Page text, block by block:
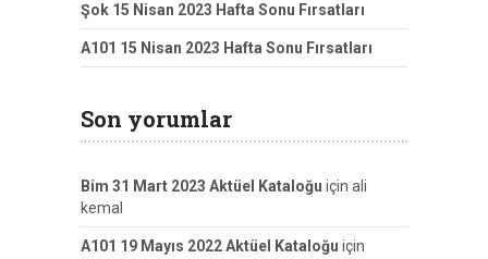
Şok 15 Nisan 2023 Hafta Sonu Fırsatları
A101 15 Nisan 2023 Hafta Sonu Fırsatları
Son yorumlar
Bim 31 Mart 2023 Aktüel Kataloğu için ali
kemal
A101 19 Mayıs 2022 Aktüel Kataloğu için